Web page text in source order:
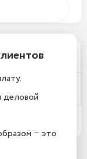
деловой
− это